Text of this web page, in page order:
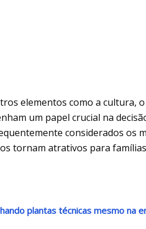
elementos como a cultura,
um papel crucial na
considerados os
tornam atrativos para
plantas técnicas mesmo na